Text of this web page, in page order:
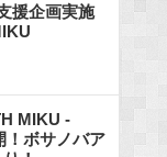
援企画実施
MIKU -
！ボサノバア